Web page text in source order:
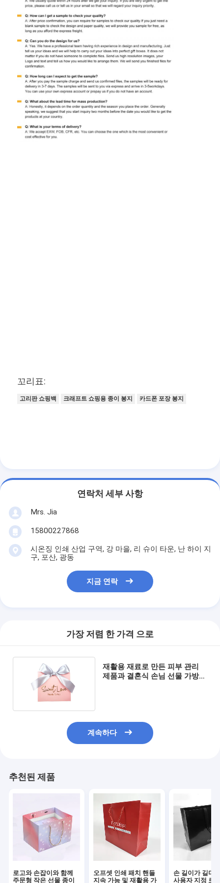
꼬리표:
고리판 쇼핑백 크래프트 쇼핑용 종이 봉지 카드폰 포장 봉지
연락처 세부 사항
Mrs. Jia
15800227868
시온징 인쇄 산업 구역, 강 마을, 리 슈이 타운, 난 하이 지
구, 포산, 광동
지금 연락
가장 저렴 한 가격 으로
재활용 재료로 만든 피부 관리
제품과 결혼식 손님 선물 가방
계속하다
추천된 제품
로고와 손잡이와 함께
주문형 작은 선물 종이
오프셋 인쇄 패치 핸들
지속 가능 및 재활용 가
손 길이가 길다
사용자 지정 로